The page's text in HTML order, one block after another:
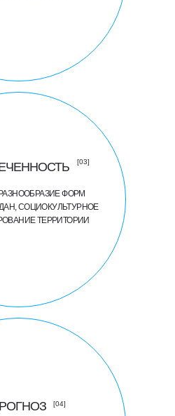
ФОРМ
СОЦИОКУЛЬТУРНОЕ
ТЕРРИТОРИИ
[03]
[04]